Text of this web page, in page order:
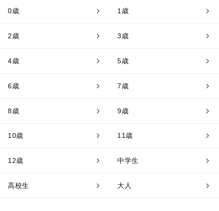
0歳 1歳
2歳 3歳
4歳 5歳
6歳 7歳
8歳 9歳
10歳 11歳
12歳 中学生
高校生 大人